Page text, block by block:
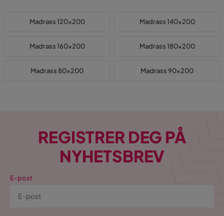
Madrass 120x200 Madrass 140x200
Madrass 160x200 Madrass 180x200
Madrass 80x200 Madrass 90x200
REGISTRER DEG PÅ
NYHETSBREV
E-post